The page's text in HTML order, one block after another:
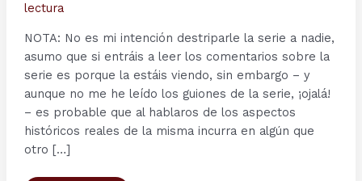
lectura
NOTA: No es mi intención destriparle la serie a nadie,
asumo que si entráis a leer los comentarios sobre la
serie es porque la estáis viendo, sin embargo – y
aunque no me he leído los guiones de la serie, ¡ojalá!
– es probable que al hablaros de los aspectos
históricos reales de la misma incurra en algún que
otro […]